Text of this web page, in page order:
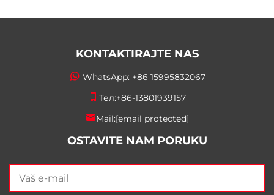
KONTAKTIRAJTE NAS
WhatsApp: +86 15995832067
Тел:+86-13801939157
Mail:[email protected]
OSTAVITE NAM PORUKU